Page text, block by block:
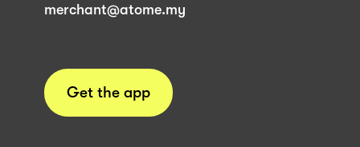
merchant@atome.my
Get the app